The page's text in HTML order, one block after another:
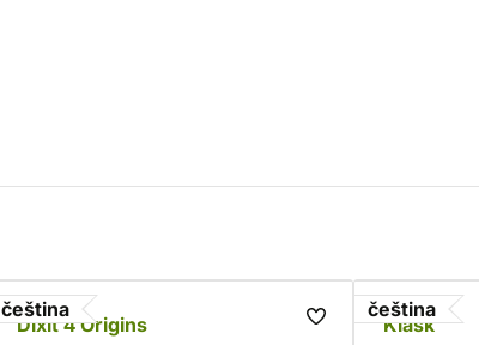
čeština
Dixit 4 Origins
čeština
Klask